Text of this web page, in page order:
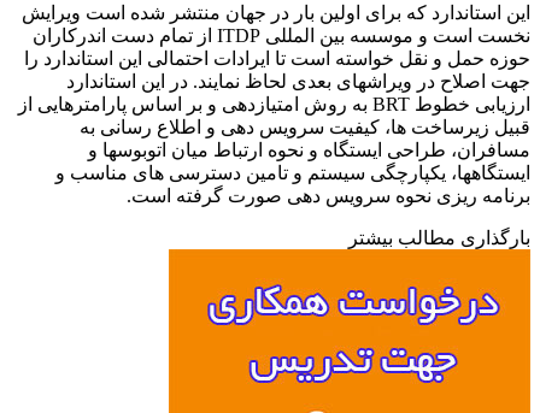
که برای اولین بار در جهان منتشر شده است ویرایش
نخست است و موسسه بین المللی ITDP از تمام دست اندرکاران
حمل و نقل خواسته است تا ایرادات احتمالی این استاندارد را
در ویراشهای بعدی لحاظ نمایند. در این استاندارد
ارزیابی خطوط BRT به روش امتیازدهی و بر اساس پارامترهایی از
زیرساخت ها، کیفیت سرویس دهی و اطلاع رسانی به
طراحی ایستگاه و نحوه ارتباط میان اتوبوسها و
یکپارچگی سیستم و تامین دسترسی های مناسب و
ریزی نحوه سرویس دهی صورت گرفته است.
مطالب بیشتر